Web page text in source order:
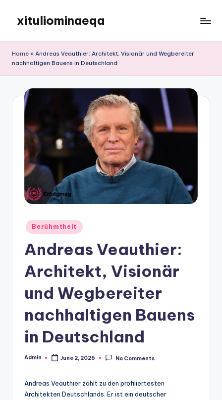
content
xituliominaeqa
Home » Andreas Veauthier: Architekt, Visionär und Wegbereiter
nachhaltigen Bauens in Deutschland
Posted
in
Berühmtheit
Andreas Veauthier:
Architekt, Visionär
und Wegbereiter
nachhaltigen Bauens
in Deutschland
Posted
Admin June 2, 2026 No Comments
Andreas Veauthier zählt zu den profiliertesten
Architekten Deutschlands. Er ist ein deutscher